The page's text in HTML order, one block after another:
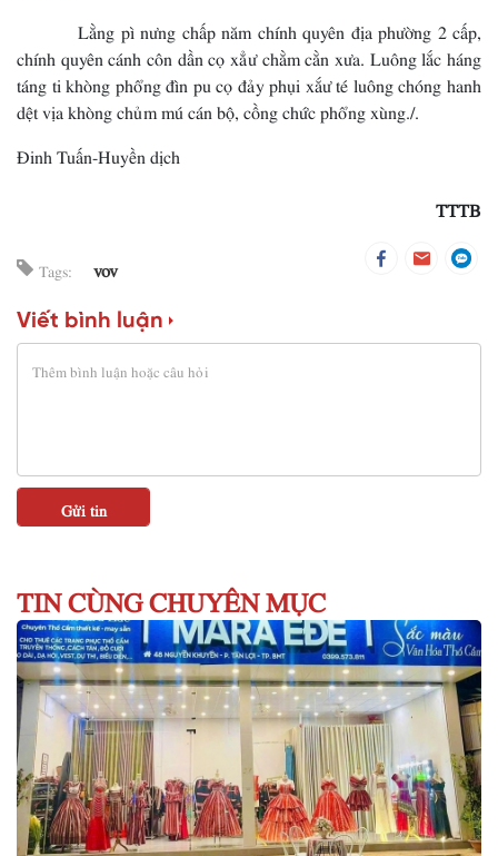
Lằng pì nưng chấp năm chính quyên địa phường 2 cấp,
chính quyên cánh côn dần cọ xẳư chằm cằn xưa. Luông lắc háng
táng ti khòng phổng đìn pu cọ đảy phụi xắư té luông chóng hanh
dệt vịa khòng chủm mú cán bộ, cồng chức phổng xùng./.
Đinh Tuấn-Huyền dịch
TTTB
Tags: vov
Viết bình luận
TIN CÙNG CHUYÊN MỤC